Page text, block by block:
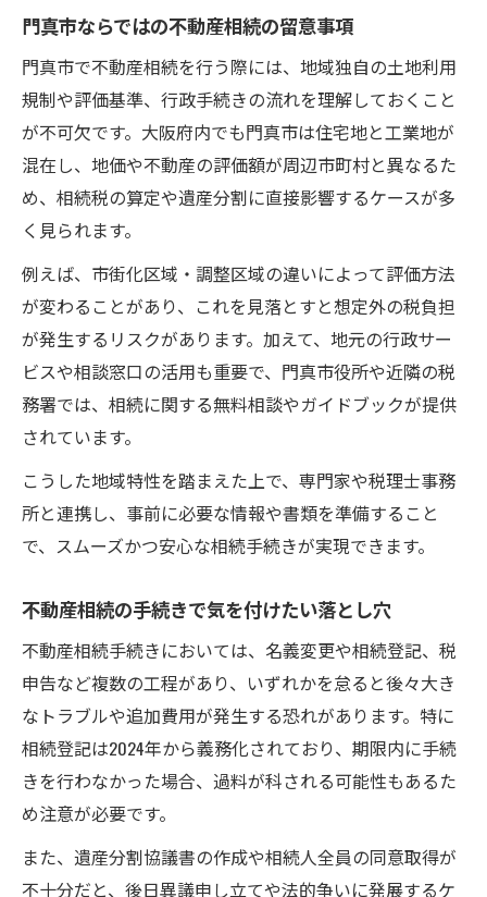
門真市ならではの不動産相続の留意事項
門真市で不動産相続を行う際には、地域独自の土地利用
規制や評価基準、行政手続きの流れを理解しておくこと
が不可欠です。大阪府内でも門真市は住宅地と工業地が
混在し、地価や不動産の評価額が周辺市町村と異なるた
め、相続税の算定や遺産分割に直接影響するケースが多
く見られます。
例えば、市街化区域・調整区域の違いによって評価方法
が変わることがあり、これを見落とすと想定外の税負担
が発生するリスクがあります。加えて、地元の行政サー
ビスや相談窓口の活用も重要で、門真市役所や近隣の税
務署では、相続に関する無料相談やガイドブックが提供
されています。
こうした地域特性を踏まえた上で、専門家や税理士事務
所と連携し、事前に必要な情報や書類を準備すること
で、スムーズかつ安心な相続手続きが実現できます。
不動産相続の手続きで気を付けたい落とし穴
不動産相続手続きにおいては、名義変更や相続登記、税
申告など複数の工程があり、いずれかを怠ると後々大き
なトラブルや追加費用が発生する恐れがあります。特に
相続登記は2024年から義務化されており、期限内に手続
きを行わなかった場合、過料が科される可能性もあるた
め注意が必要です。
また、遺産分割協議書の作成や相続人全員の同意取得が
不十分だと、後日異議申し立てや法的争いに発展するケ